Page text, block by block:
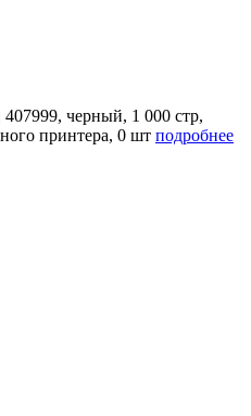
черный, 1 000 стр,
принтера, 0 шт подробнее